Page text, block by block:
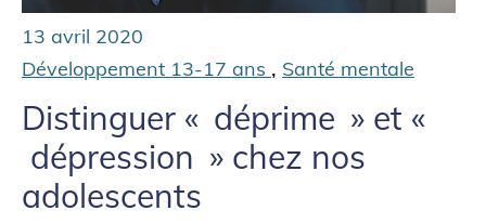
13 avril 2020
Développement 13-17 ans , Santé mentale
Distinguer « déprime » et «
dépression » chez nos
adolescents